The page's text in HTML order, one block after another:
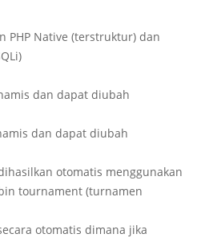
PHP Native (terstruktur) dan
dan dapat diubah
dan dapat diubah
otomatis menggunakan
tournament (turnamen
otomatis dimana jika